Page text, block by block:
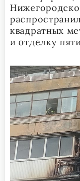
квадратных
и отделку